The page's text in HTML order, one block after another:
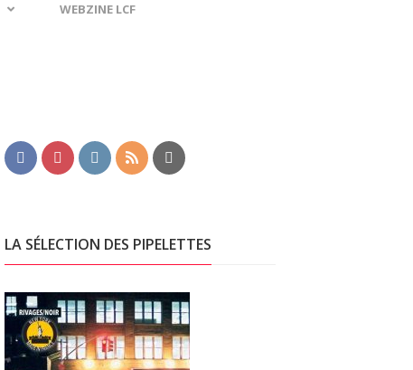
WEBZINE LCF
LA SÉLECTION DES PIPELETTES